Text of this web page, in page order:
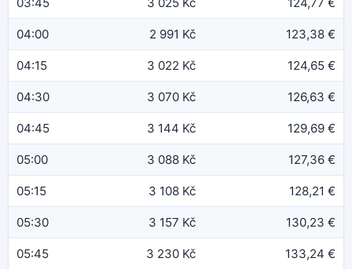
04:00 2 991 Kč 123,38 €
04:15 3 022 Kč 124,65 €
04:30 3 070 Kč 126,63 €
04:45 3 144 Kč 129,69 €
05:00 3 088 Kč 127,36 €
05:15 3 108 Kč 128,21 €
05:30 3 157 Kč 130,23 €
05:45 3 230 Kč 133,24 €